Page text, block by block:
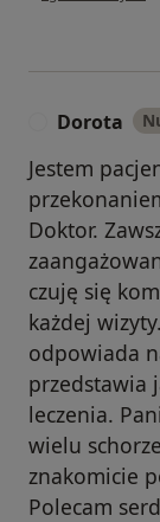
Dorota
Jestem
Doktor.
czuję się
każdej
odpowiada
przedstawia
leczenia.
wielu
znakomicie
Polecam